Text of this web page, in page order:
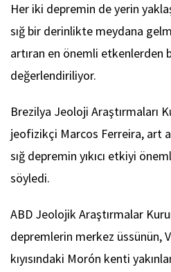
Her iki depremin de yerin
sığ bir derinlikte meydana
artıran en önemli etkenlerden
değerlendiriliyor.
Brezilya Jeoloji Araştırmaları
jeofizikçi Marcos Ferreira, art
sığ depremin yıkıcı etkiyi
söyledi.
ABD Jeolojik Araştırmalar
depremlerin merkez üssünün,
kıyısındaki Morón kenti